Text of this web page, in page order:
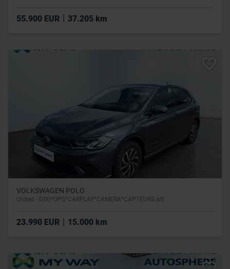
55.900 EUR | 37.205 km
VOLKSWAGEN POLO
United - DSG*GPS*CARPLAY*CAMERA*CAPTEURS AR
23.990 EUR | 15.000 km